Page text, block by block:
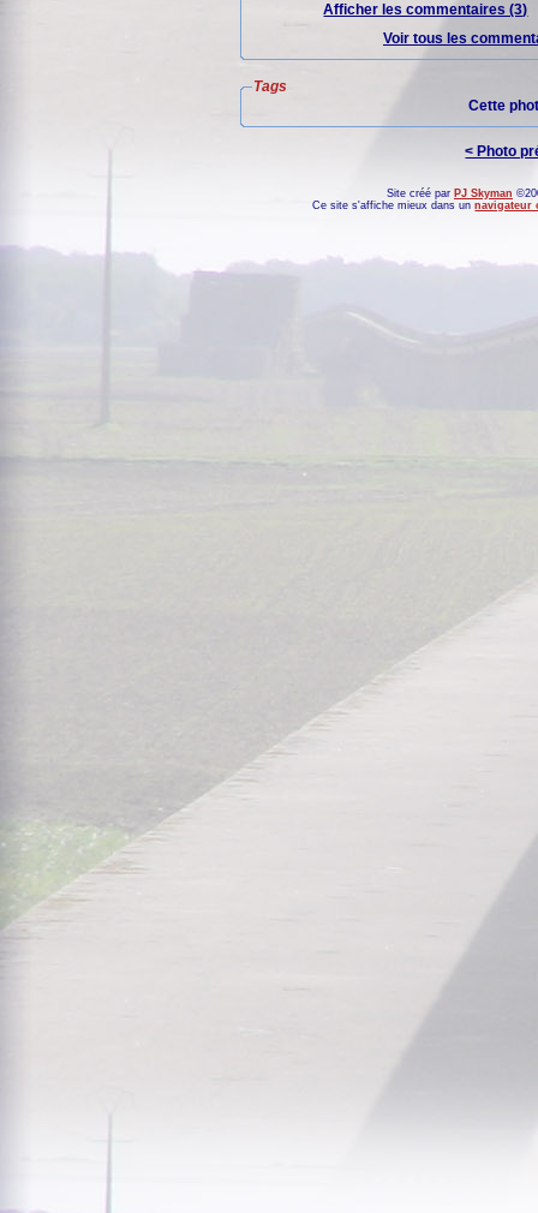
Afficher les commentaires (3)
Voir tous les
Tags
Cette
< Photo
Site créé par PJ Skyman
Ce site s'affiche mieux dans unnavigateur